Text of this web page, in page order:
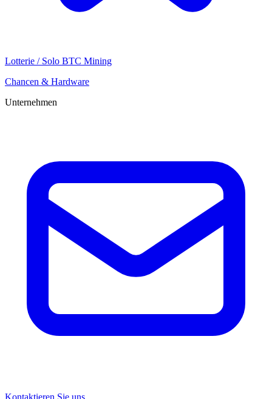
Lotterie / Solo BTC Mining
Chancen & Hardware
Unternehmen
Kontaktieren Sie uns